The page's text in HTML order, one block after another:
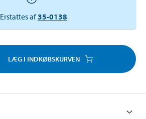
Erstattes af35-0138
LÆG I INDKØBSKURVEN